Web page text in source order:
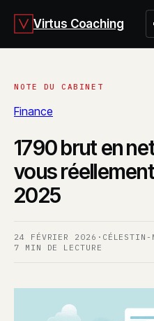
Virtus Coaching
Finance
1790 brut en
vous
2025
24 FÉVRIER 2026 · CÉLESTIN-
7 MIN DE LECTURE